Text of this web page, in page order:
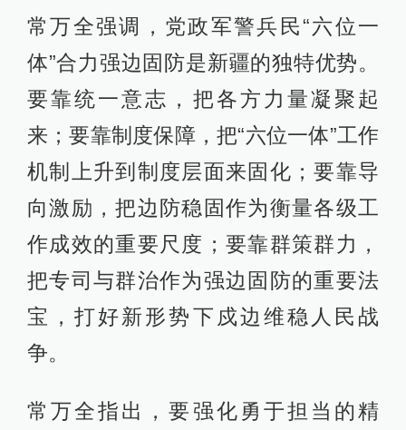
常万全强调，党政军警兵民“六位一
体”合力强边固防是新疆的独特优势。
要靠统一意志，把各方力量凝聚起
来；要靠制度保障，把“六位一体”工作
机制上升到制度层面来固化；要靠导
向激励，把边防稳固作为衡量各级工
作成效的重要尺度；要靠群策群力，
把专司与群治作为强边固防的重要法
宝，打好新形势下戍边维稳人民战
争。
常万全指出，要强化勇于担当的精